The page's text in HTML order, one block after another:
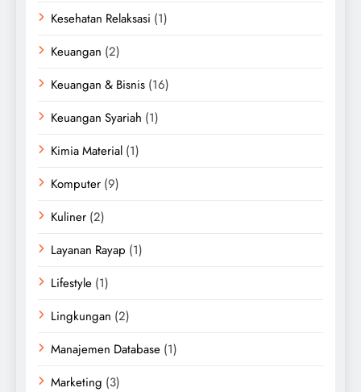
Kesehatan Relaksasi (1)
Keuangan (2)
Keuangan & Bisnis (16)
Keuangan Syariah (1)
Kimia Material (1)
Komputer (9)
Kuliner (2)
Layanan Rayap (1)
Lifestyle (1)
Lingkungan (2)
Manajemen Database (1)
Marketing (3)